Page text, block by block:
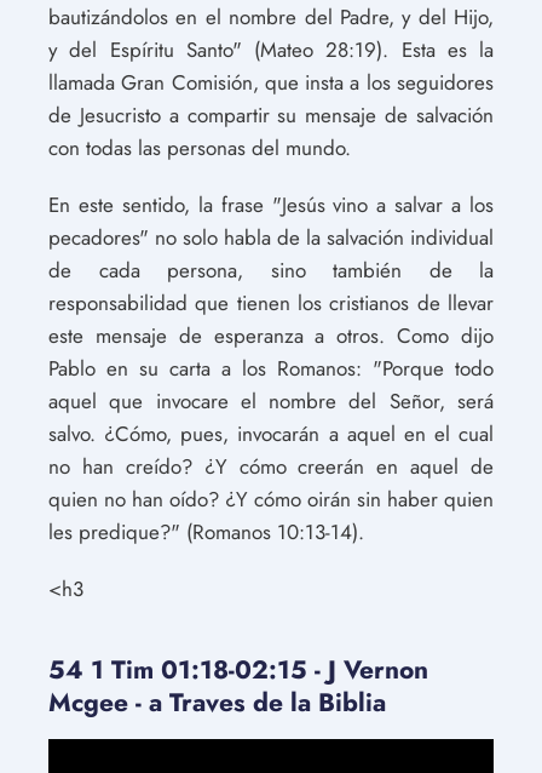
bautizándolos en el nombre del Padre, y del Hijo,
y del Espíritu Santo" (Mateo 28:19). Esta es la
llamada Gran Comisión, que insta a los seguidores
de Jesucristo a compartir su mensaje de salvación
con todas las personas del mundo.
En este sentido, la frase "Jesús vino a salvar a los
pecadores" no solo habla de la salvación individual
de cada persona, sino también de la
responsabilidad que tienen los cristianos de llevar
este mensaje de esperanza a otros. Como dijo
Pablo en su carta a los Romanos: "Porque todo
aquel que invocare el nombre del Señor, será
salvo. ¿Cómo, pues, invocarán a aquel en el cual
no han creído? ¿Y cómo creerán en aquel de
quien no han oído? ¿Y cómo oirán sin haber quien
les predique?" (Romanos 10:13-14).
<h3
54 1 Tim 01:18-02:15 - J Vernon
Mcgee - a Traves de la Biblia